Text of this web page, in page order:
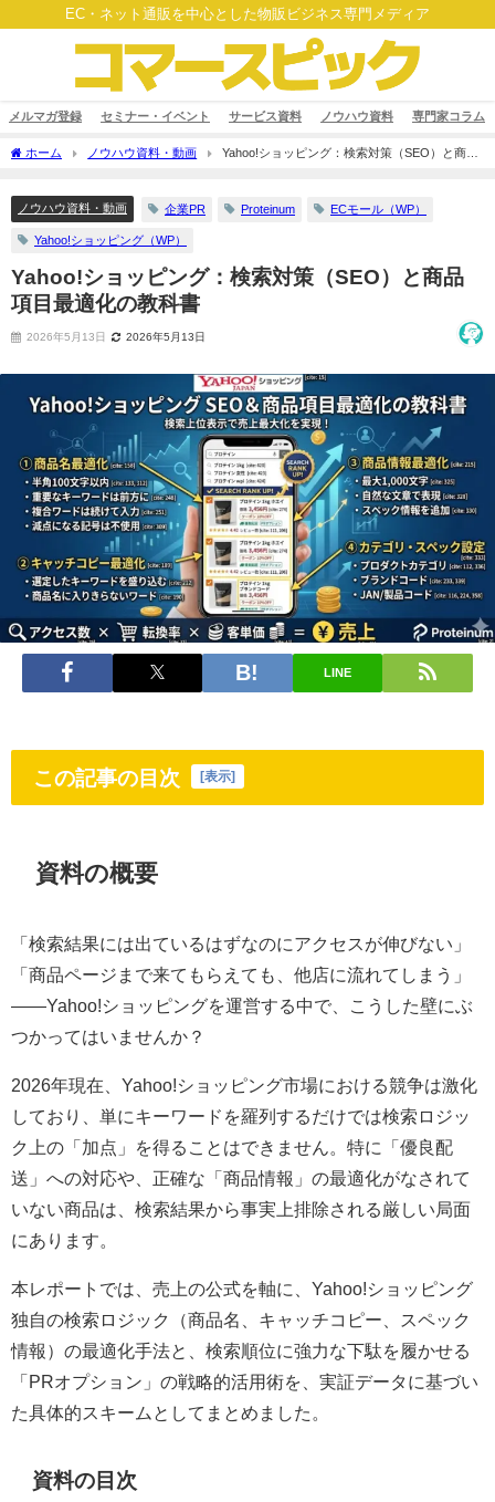
EC・ネット通販を中心とした物販ビジネス専門メディア
メルマガ登録 セミナー・イベント サービス資料 ノウハウ資料 専門家コラム
ホーム ノウハウ資料・動画
Yahoo!ショッピング：検索対策（SEO）と商品
ノウハウ資料・動画 企業PR Proteinum ECモール（WP）
Yahoo!ショッピング（WP）
Yahoo!ショッピング：検索対策（SEO）と商品
項目最適化の教科書
2026年5月13日 2026年5月13日
LINE
この記事の目次 [表示]
資料の概要
「検索結果には出ているはずなのにアクセスが伸びない」
「商品ページまで来てもらえても、他店に流れてしまう」
——Yahoo!ショッピングを運営する中で、こうした壁にぶ
つかってはいませんか？
2026年現在、Yahoo!ショッピング市場における競争は激化
しており、単にキーワードを羅列するだけでは検索ロジッ
ク上の「加点」を得ることはできません。特に「優良配
送」への対応や、正確な「商品情報」の最適化がなされて
いない商品は、検索結果から事実上排除される厳しい局面
にあります。
本レポートでは、売上の公式を軸に、Yahoo!ショッピング
独自の検索ロジック（商品名、キャッチコピー、スペック
情報）の最適化手法と、検索順位に強力な下駄を履かせる
「PRオプション」の戦略的活用術を、実証データに基づい
た具体的スキームとしてまとめました。
資料の目次